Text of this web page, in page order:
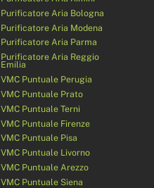
Purificatore Aria Bologna
Purificatore Aria Modena
Purificatore Aria Parma
Purificatore Aria Reggio
Emilia
VMC Puntuale Perugia
VMC Puntuale Prato
VMC Puntuale Terni
VMC Puntuale Firenze
VMC Puntuale Pisa
VMC Puntuale Livorno
VMC Puntuale Arezzo
VMC Puntuale Siena